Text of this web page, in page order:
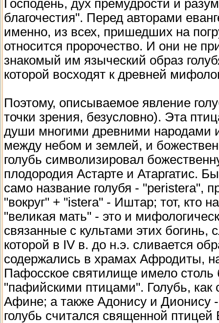
Господень, дух премудрости и
благочестия". Перед авторами
именно, из всех, пришедших на
относится пророчество. И они не
знакомый им языческий образ
которой восходят к древней
Поэтому, описываемое явление
точки зрения, безусловно). Эта
души многими древними народами
между небом и землей, и
голубь символизировал
плодородия Астарте и Атаргатис.
само название голубя - "peristera",
"вокруг" + "istera" - Иштар; тот, кто
"великая мать" - это и
связанные с культами этих
которой в IV в. до н.э. сливается
содержались в храмах Афродиты,
Пафосское святилище имело столь
"пафийскими птицами". Голубь,
Афине; а также Адонису и Дионису
голубь считался священной